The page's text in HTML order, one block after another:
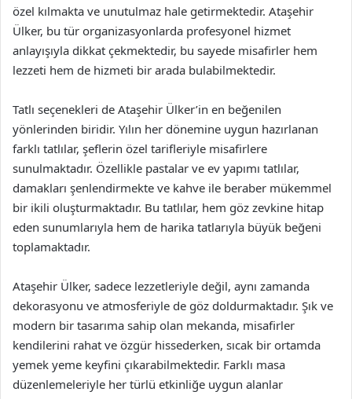
özel kılmakta ve unutulmaz hale getirmektedir. Ataşehir
Ülker, bu tür organizasyonlarda profesyonel hizmet
anlayışıyla dikkat çekmektedir, bu sayede misafirler hem
lezzeti hem de hizmeti bir arada bulabilmektedir.
Tatlı seçenekleri de Ataşehir Ülker’in en beğenilen
yönlerinden biridir. Yılın her dönemine uygun hazırlanan
farklı tatlılar, şeflerin özel tarifleriyle misafirlere
sunulmaktadır. Özellikle pastalar ve ev yapımı tatlılar,
damakları şenlendirmekte ve kahve ile beraber mükemmel
bir ikili oluşturmaktadır. Bu tatlılar, hem göz zevkine hitap
eden sunumlarıyla hem de harika tatlarıyla büyük beğeni
toplamaktadır.
Ataşehir Ülker, sadece lezzetleriyle değil, aynı zamanda
dekorasyonu ve atmosferiyle de göz doldurmaktadır. Şık ve
modern bir tasarıma sahip olan mekanda, misafirler
kendilerini rahat ve özgür hissederken, sıcak bir ortamda
yemek yeme keyfini çıkarabilmektedir. Farklı masa
düzenlemeleriyle her türlü etkinliğe uygun alanlar